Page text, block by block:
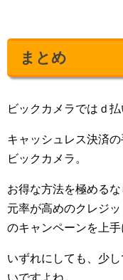
まとめ
ビックカメラではｄ
キャッシュレス決済
ビックカメラ。
お得な方法を極める
元率が高めのクレジ
のキャンペーンを上手
いずれにしても、少
いですよね。